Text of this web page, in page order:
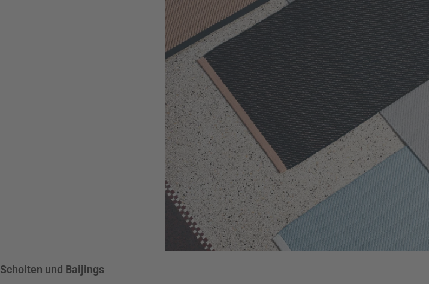
Scholten und Baijings